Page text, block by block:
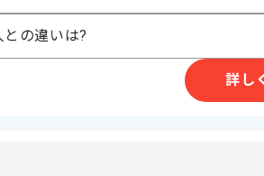
歓迎スキル
・iOSアプリの開発経験
・クラウドサービス(AWS,GCP等)環境
・RedmineやBacklog等を用いたチケッ
の違いは?
詳し